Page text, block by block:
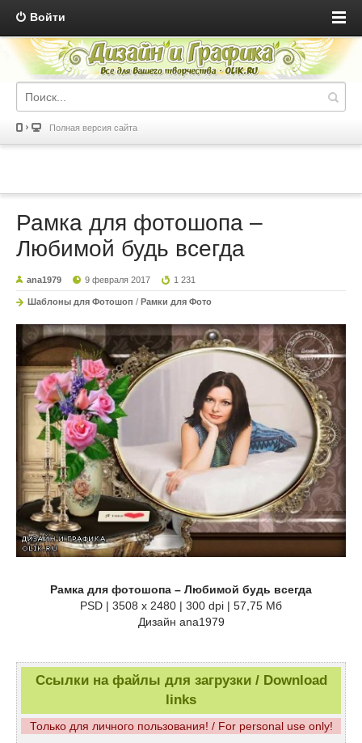
Войти
Полная версия сайта
Рамка для фотошопа –
Любимой будь всегда
ana1979 9 февраля 2017 1 231
Шаблоны для Фотошоп / Рамки для Фото
Рамка для фотошопа – Любимой будь всегда
PSD | 3508 x 2480 | 300 dpi | 57,75 Мб
Дизайн аnа1979
Ссылки на файлы для загрузки / Download
links
Только для личного пользования! / For personal use only!